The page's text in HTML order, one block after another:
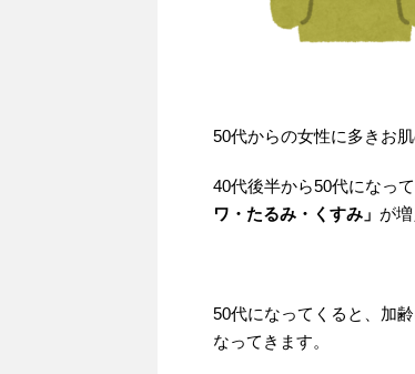
50代からの女性に多きお
40代後半から50代になっ
ワ・たるみ・くすみ」 が
50代になってくると、加
なってきます。